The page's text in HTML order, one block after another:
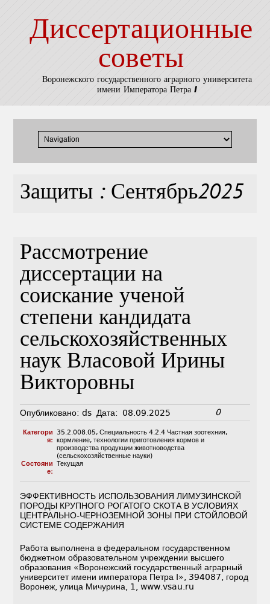
Диссертационные
советы
Воронежского государственного аграрного университета
имени Императора Петра I
Защиты : Сентябрь2025
Рассмотрение
диссертации на
соискание ученой
степени кандидата
сельскохозяйственных
наук Власовой Ирины
Викторовны
Опубликовано: ds Дата: 08.09.2025 0
Категори
я:
35.2.008.05, Специальность 4.2.4 Частная зоотехния,
кормление, технологии приготовления кормов и
производства продукции животноводства
(сельскохозяйственные науки)
Состояни
е:
Текущая
ЭФФЕКТИВНОСТЬ ИСПОЛЬЗОВАНИЯ ЛИМУЗИНСКОЙ
ПОРОДЫ КРУПНОГО РОГАТОГО СКОТА В УСЛОВИЯХ
ЦЕНТРАЛЬНО-ЧЕРНОЗЕМНОЙ ЗОНЫ ПРИ СТОЙЛОВОЙ
СИСТЕМЕ СОДЕРЖАНИЯ
Работа выполнена в федеральном государственном
бюджетном образовательном учреждении высшего
образования «Воронежский государственный аграрный
университет имени императора Петра I», 394087, город
Воронеж, улица Мичурина, 1, www.vsau.ru